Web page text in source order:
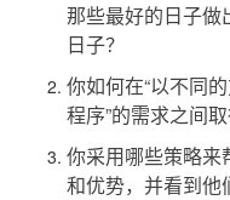
那些最好的日子做
日子？
你如何在“以不同
程序”的需求之间取
你采用哪些策略来
和优势，并看到他